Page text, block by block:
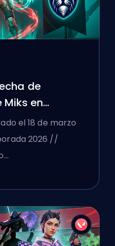
de
en
el 18 de marzo
2026 //